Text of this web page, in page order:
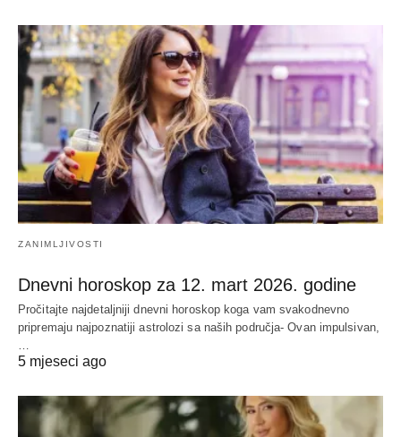
ZANIMLJIVOSTI
Dnevni horoskop za 12. mart 2026. godine
Pročitajte najdetaljniji dnevni horoskop koga vam svakodnevno
pripremaju najpoznatiji astrolozi sa naših područja- Ovan impulsivan,
5 mjeseci ago